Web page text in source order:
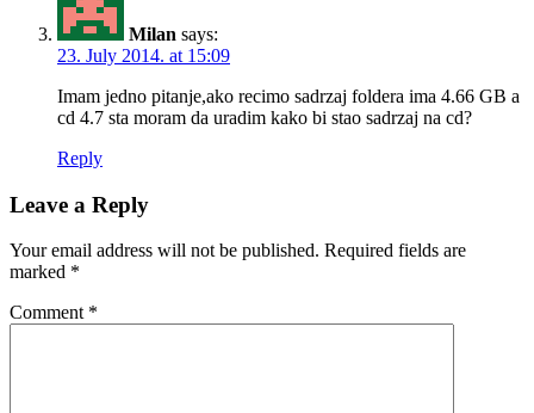
Milan says:
23. July 2014. at 15:09
Imam jedno pitanje,ako recimo sadrzaj foldera ima 4.66 GB a
cd 4.7 sta moram da uradim kako bi stao sadrzaj na cd?
Reply
Leave a Reply
Your email address will not be published. Required fields are
marked *
Comment *